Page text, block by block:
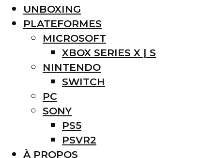
UNBOXING
PLATEFORMES
MICROSOFT
XBOX SERIES X | S
NINTENDO
SWITCH
PC
SONY
PS5
PSVR2
À PROPOS